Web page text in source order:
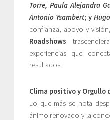
Torre, Paula Alejandra
Antonio Ysambert; y
confianza, apoyo y
Roadshows
experiencias que
resultados.
Clima positivo y Orgullo
Lo que más se nota
ánimo renovado y la